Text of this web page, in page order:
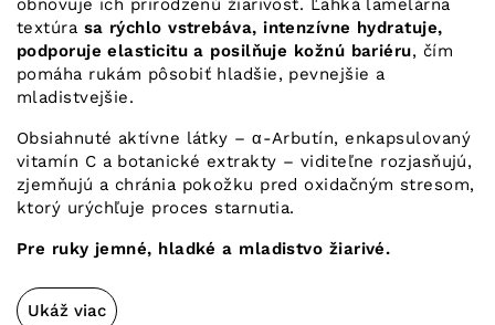
obnovuje ich prirodzenú žiarivosť. Ľahká lamelárna
textúra sa rýchlo vstrebáva, intenzívne hydratuje,
podporuje elasticitu a posilňuje kožnú bariéru, čím
pomáha rukám pôsobiť hladšie, pevnejšie a
mladistvejšie.
Obsiahnuté aktívne látky – α-Arbutín, enkapsulovaný
vitamín C a botanické extrakty – viditeľne rozjasňujú,
zjemňujú a chránia pokožku pred oxidačným stresom,
ktorý urýchľuje proces starnutia.
Pre ruky jemné, hladké a mladistvo žiarivé.
Ukáž viac